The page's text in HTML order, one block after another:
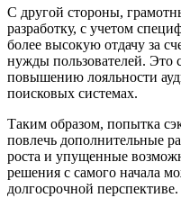
С другой стороны,
разработку, с учетом
более высокую отдачу за
нужды пользователей. Это
повышению лояльности
поисковых системах.
Таким образом, попытка
повлечь дополнительные
роста и упущенные
решения с самого начала
долгосрочной перспективе.